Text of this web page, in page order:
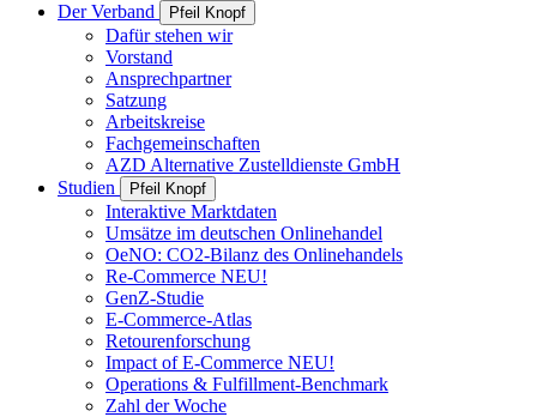
Der Verband
Pfeil Knopf
Dafür stehen wir
Vorstand
Ansprechpartner
Satzung
Arbeitskreise
Fachgemeinschaften
AZD Alternative Zustelldienste GmbH
Studien
Pfeil Knopf
Interaktive Marktdaten
Umsätze im deutschen Onlinehandel
OeNO: CO2-Bilanz des Onlinehandels
Re-Commerce NEU!
GenZ-Studie
E-Commerce-Atlas
Retourenforschung
Impact of E-Commerce NEU!
Operations & Fulfillment-Benchmark
Zahl der Woche